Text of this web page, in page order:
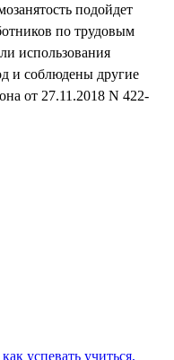
подойдет
по трудовым
использования
и соблюдены другие
от 27.11.2018 N 422-